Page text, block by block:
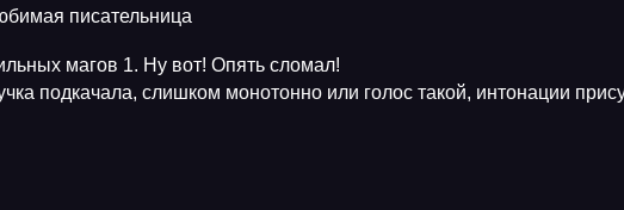
писательница
магов 1. Ну вот! Опять сломал!
подкачала, слишком монотонно или голос такой, интонации